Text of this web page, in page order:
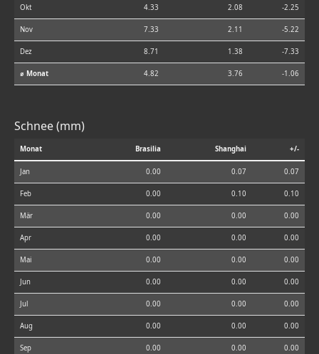
Okt 4.33 2.08 -2.25
Nov 7.33 2.11 -5.22
Dez 8.71 1.38 -7.33
⌀ Monat 4.82 3.76 -1.06
Schnee (mm)
Monat Brasilia Shanghai +/-
Jan 0.00 0.07 0.07
Feb 0.00 0.10 0.10
Mär 0.00 0.00 0.00
Apr 0.00 0.00 0.00
Mai 0.00 0.00 0.00
Jun 0.00 0.00 0.00
Jul 0.00 0.00 0.00
Aug 0.00 0.00 0.00
Sep 0.00 0.00 0.00